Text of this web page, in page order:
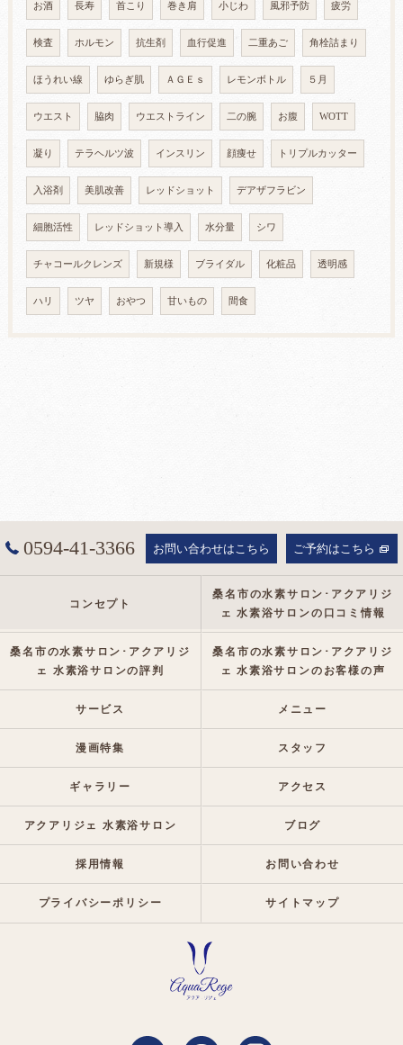
お酒 長寿 首こり 巻き肩 小じわ 風邪予防 疲労
検査 ホルモン 抗生剤 血行促進 二重あご 角栓詰まり
ほうれい線 ゆらぎ肌 ＡＧＥｓ レモンボトル ５月
ウエスト 脇肉 ウエストライン 二の腕 お腹 WOTT
凝り テラヘルツ波 インスリン 顔痩せ トリプルカッター
入浴剤 美肌改善 レッドショット デアザフラビン
細胞活性 レッドショット導入 水分量 シワ
チャコールクレンズ 新規様 ブライダル 化粧品 透明感
ハリ ツヤ おやつ 甘いもの 間食
0594-41-3366 お問い合わせはこちら ご予約はこちら
コンセプト
桑名市の水素サロン･アクアリジ
ェ 水素浴サロンの口コミ情報
桑名市の水素サロン･アクアリジ
ェ 水素浴サロンの評判
桑名市の水素サロン･アクアリジ
ェ 水素浴サロンのお客様の声
サービス メニュー
漫画特集 スタッフ
ギャラリー アクセス
アクアリジェ 水素浴サロン ブログ
採用情報 お問い合わせ
プライバシーポリシー サイトマップ